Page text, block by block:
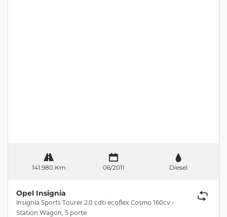
141.980 Km 06/2011 Diesel
Opel Insignia
Insignia Sports Tourer 2.0 cdti ecoflex Cosmo 160cv -
Station Wagon, 5 porte